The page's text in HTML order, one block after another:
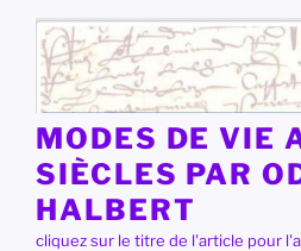
contenu
principal
MODES DE VIE
SIÈCLES PAR
HALBERT
cliquez sur le titre de l'article pour